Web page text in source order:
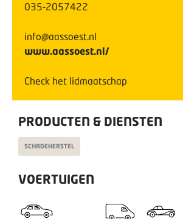
035-2057422
info@aassoest.nl
www.aassoest.nl/
Check het lidmaatschap
PRODUCTEN & DIENSTEN
SCHADEHERSTEL
VOERTUIGEN